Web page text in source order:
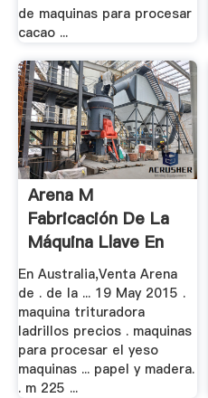
de maquinas para procesar
cacao ...
Arena M
Fabricación De La
Máquina Llave En
Mano
En Australia,Venta Arena
de . de la ... 19 May 2015 .
maquina trituradora
ladrillos precios . maquinas
para procesar el yeso
maquinas ... papel y madera.
. m 225 ...